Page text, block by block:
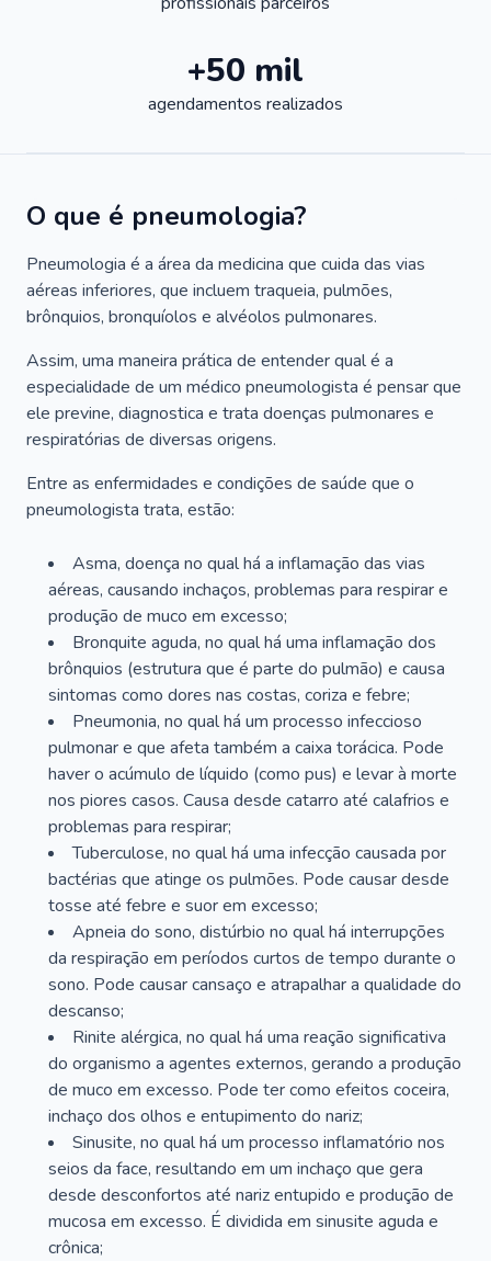
+50 mil
agendamentos realizados
O que é pneumologia?
Pneumologia é a área da medicina que cuida das vias
aéreas inferiores, que incluem traqueia, pulmões,
brônquios, bronquíolos e alvéolos pulmonares.
Assim, uma maneira prática de entender qual é a
especialidade de um médico pneumologista é pensar que
ele previne, diagnostica e trata doenças pulmonares e
respiratórias de diversas origens.
Entre as enfermidades e condições de saúde que o
pneumologista trata, estão:
Asma, doença no qual há a inflamação das vias
aéreas, causando inchaços, problemas para respirar e
produção de muco em excesso;
Bronquite aguda, no qual há uma inflamação dos
brônquios (estrutura que é parte do pulmão) e causa
sintomas como dores nas costas, coriza e febre;
Pneumonia, no qual há um processo infeccioso
pulmonar e que afeta também a caixa torácica. Pode
haver o acúmulo de líquido (como pus) e levar à morte
nos piores casos. Causa desde catarro até calafrios e
problemas para respirar;
Tuberculose, no qual há uma infecção causada por
bactérias que atinge os pulmões. Pode causar desde
tosse até febre e suor em excesso;
Apneia do sono, distúrbio no qual há interrupções
da respiração em períodos curtos de tempo durante o
sono. Pode causar cansaço e atrapalhar a qualidade do
descanso;
Rinite alérgica, no qual há uma reação significativa
do organismo a agentes externos, gerando a produção
de muco em excesso. Pode ter como efeitos coceira,
inchaço dos olhos e entupimento do nariz;
Sinusite, no qual há um processo inflamatório nos
seios da face, resultando em um inchaço que gera
desde desconfortos até nariz entupido e produção de
mucosa em excesso. É dividida em sinusite aguda e
crônica;